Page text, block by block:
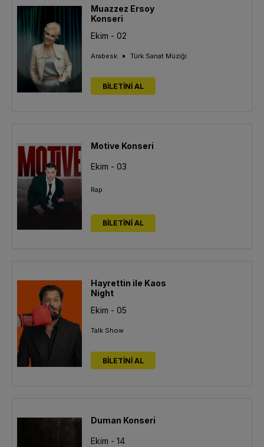
Muazzez Ersoy
Konseri
Ekim - 02
Arabesk • Türk Sanat Müziği
BİLETİNİ AL
Motive Konseri
Ekim - 03
Rap
BİLETİNİ AL
Hayrettin ile Kaos
Night
Ekim - 05
Talk Show
BİLETİNİ AL
Duman Konseri
Ekim - 14